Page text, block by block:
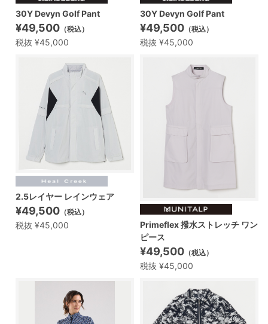
30Y Devyn Golf Pant
¥49,500 （税込）
税抜 ¥45,000
30Y Devyn Golf Pant
¥49,500 （税込）
税抜 ¥45,000
2.5レイヤー レインウェア
¥49,500 （税込）
税抜 ¥45,000
Primeflex 撥水ストレッチ ワン
ピース
¥49,500 （税込）
税抜 ¥45,000